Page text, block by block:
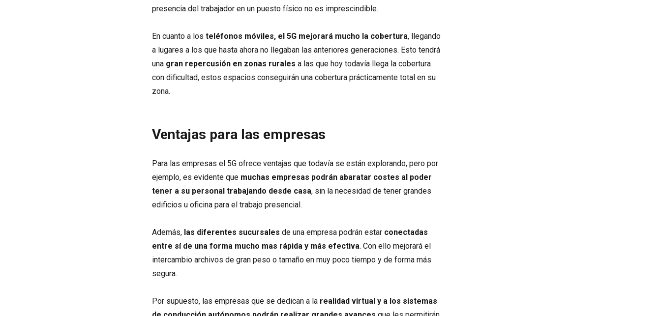
presencia del trabajador en un puesto físico no es imprescindible.
En cuanto a losteléfonos móviles, el 5G mejorará mucho la cobertura, llegando
a lugares a los que hasta ahora no llegaban las anteriores generaciones. Esto tendrá
una gran repercusión en zonas rurales a las que hoy todavía llega la cobertura
con dificultad, estos espacios conseguirán una cobertura prácticamente total en su
zona.
Ventajas para las empresas
Para las empresas el 5G ofrece ventajas que todavía se están explorando, pero por
ejemplo, es evidente que muchas empresas podrán abaratar costes al poder
tener a su personal trabajando desde casa, sin la necesidad de tener grandes
edificios u oficina para el trabajo presencial.
Además, las diferentes sucursales de una empresa podrán estar conectadas
entre sí de una forma mucho mas rápida y más efectiva. Con ello mejorará el
intercambio archivos de gran peso o tamaño en muy poco tiempo y de forma más
segura.
Por supuesto, las empresas que se dedican a la realidad virtual y a los sistemas